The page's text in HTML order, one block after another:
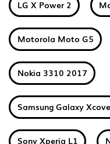
LG X Power 2
Motorola Moto G5
Nokia 3310 2017
Samsung Galaxy
Sony Xperia L1